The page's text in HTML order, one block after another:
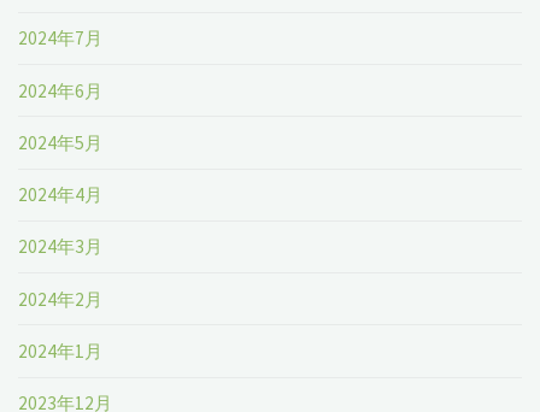
2024年7月
2024年6月
2024年5月
2024年4月
2024年3月
2024年2月
2024年1月
2023年12月